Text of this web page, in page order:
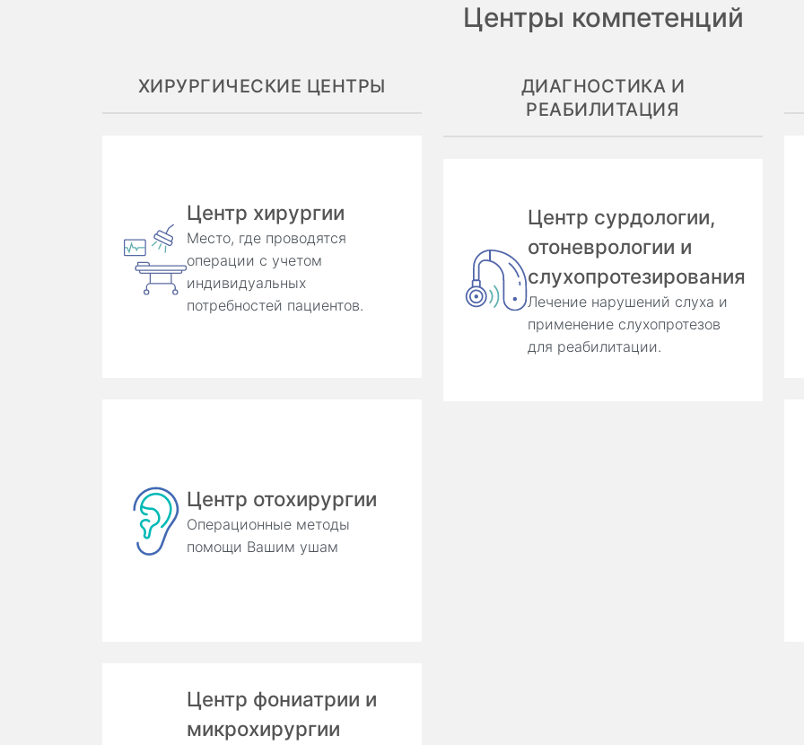
Центры компетенций
ХИРУРГИЧЕСКИЕ ЦЕНТРЫ
Центр хирургии
Место, где проводятся
операции с учетом
индивидуальных
потребностей пациентов.
Центр отохирургии
Операционные методы
помощи Вашим ушам
Центр фониатрии и
микрохирургии
ДИАГНОСТИКА И
РЕАБИЛИТАЦИЯ
Центр сурдологии,
отоневрологии и
слухопротезирования
Лечение нарушений слуха и
применение слухопротезов
для реабилитации.